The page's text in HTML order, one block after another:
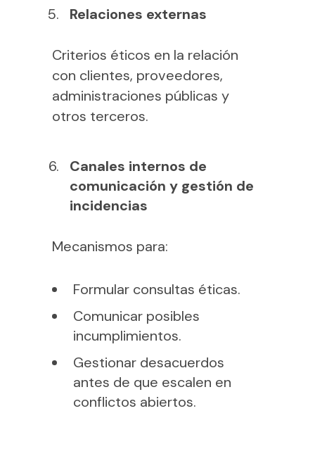
Relaciones externas
Criterios éticos en la relación
con clientes, proveedores,
administraciones públicas y
otros terceros.
Canales internos de
comunicación y gestión de
incidencias
Mecanismos para:
Formular consultas éticas.
Comunicar posibles
incumplimientos.
Gestionar desacuerdos
antes de que escalen en
conflictos abiertos.